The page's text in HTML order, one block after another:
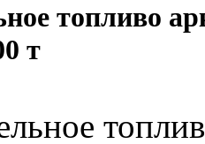
топливо
т